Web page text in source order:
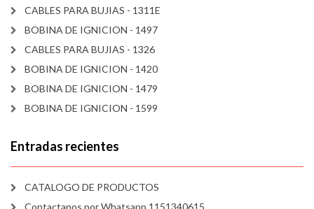
CABLES PARA BUJIAS - 1311E
BOBINA DE IGNICION - 1497
CABLES PARA BUJIAS - 1326
BOBINA DE IGNICION - 1420
BOBINA DE IGNICION - 1479
BOBINA DE IGNICION - 1599
Entradas recientes
CATALOGO DE PRODUCTOS